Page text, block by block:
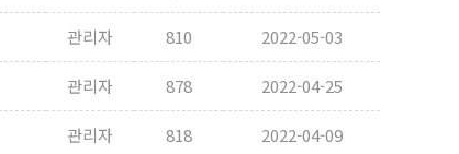
관리자 810 2022-05-03
관리자 878 2022-04-25
관리자 818 2022-04-09